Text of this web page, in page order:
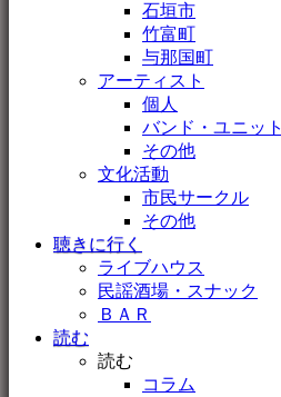
石垣市
竹富町
与那国町
アーティスト
個人
バンド・ユニット
その他
文化活動
市民サークル
その他
聴きに行く
ライブハウス
民謡酒場・スナック
ＢＡＲ
読む
読む
コラム